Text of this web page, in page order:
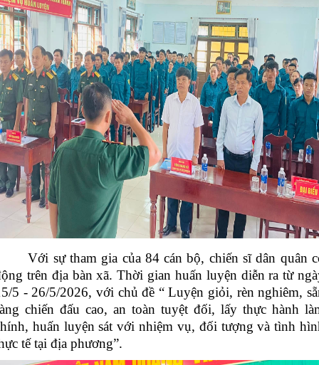
Với sự tham gia của 84 cán bộ, chiến sĩ dân quân
trên địa bàn xã.Thời gian huấn luyện diễn ra từ
5 - 26/5/2026, với chủ đề “ Luyện giỏi, rèn nghiêm,
chiến đấu cao, an toàn tuyệt đối, lấy thực hành
huấn luyện sát với nhiệm vụ, đối tượng và tình
tế tại địa phương”.